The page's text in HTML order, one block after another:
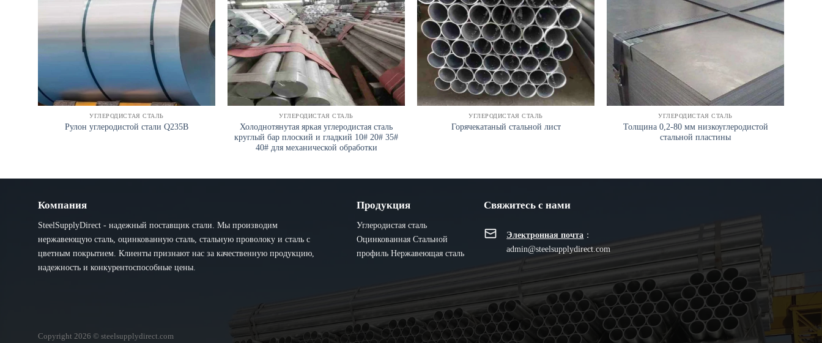
УГЛЕРОДИСТАЯ СТАЛЬ
Рулон углеродистой стали Q235B
УГЛЕРОДИСТАЯ СТАЛЬ
Холоднотянутая яркая углеродистая сталь
круглый бар плоский и гладкий 10# 20# 35#
40# для механической обработки
УГЛЕРОДИСТАЯ СТАЛЬ
Горячекатаный стальной лист
УГЛЕРОДИСТАЯ СТАЛЬ
Толщина 0,2-80 мм низкоуглеродистой
стальной пластины
Компания
SteelSupplyDirect - надежный поставщик стали. Мы производим
нержавеющую сталь, оцинкованную сталь, стальную проволоку и сталь с
цветным покрытием. Клиенты признают нас за качественную продукцию,
надежность и конкурентоспособные цены.
Продукция
Углеродистая сталь
Оцинкованная Стальной
профиль Нержавеющая сталь
Свяжитесь с нами
Электронная почта ：
admin@steelsupplydirect.com
Copyright 2026 © steelsupplydirect.com